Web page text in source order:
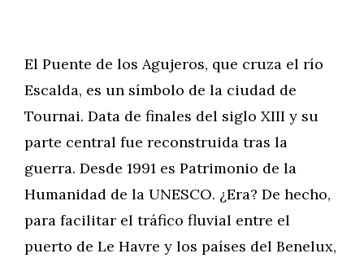
El Puente de los Agujeros, que cruza el río
Escalda, es un símbolo de la ciudad de
Tournai. Data de finales del siglo XIII y su
parte central fue reconstruida tras la
guerra. Desde 1991 es Patrimonio de la
Humanidad de la UNESCO. ¿Era? De hecho,
para facilitar el tráfico fluvial entre el
puerto de Le Havre y los países del Benelux,